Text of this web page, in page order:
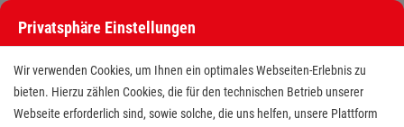
Privatsphäre Einstellungen
Wir verwenden Cookies, um Ihnen ein optimales Webseiten-Erlebnis zu
bieten. Hierzu zählen Cookies, die für den technischen Betrieb unserer
Webseite erforderlich sind, sowie solche, die uns helfen, unsere Plattform